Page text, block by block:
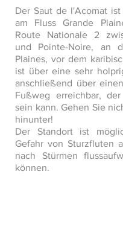
Der Saut de l'Acomat ist
am Fluss Grande
Route Nationale 2
und Pointe-Noire, an
Plaines, vor dem
ist über eine sehr
anschließend über
Fußweg erreichbar,
sein kann. Gehen Sie
hinunter!
Der Standort ist
Gefahr von Sturzfluten
nach Stürmen
können.